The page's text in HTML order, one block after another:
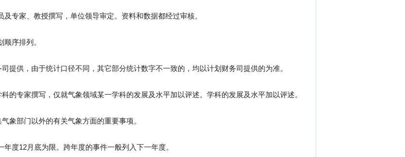
专家、教授撰写，单位领导审定。资料和数据都经过审核。
序排列。
提供，由于统计口径不同，其它部分统计数字不一致的，均以计划财务司提供的为准。
的专家撰写，仅就气象领域某一学科的发展及水平加以评述。学科的发展及水平加以评述。
象部门以外的有关气象方面的重要事项。
度12月底为限。跨年度的事件一般列入下一年度。